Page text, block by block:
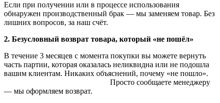
Если при получении или в процессе использования
обнаружен производственный брак — мы заменяем товар. Без
лишних вопросов, за наш счёт.
2. Безусловный возврат товара, который «не пошёл»
В течение 3 месяцев с момента покупки вы можете вернуть
часть партии, которая оказалась неликвидна или не подошла
вашим клиентам. Никаких объяснений, почему «не пошло».
Просто сообщаете менеджеру
— мы оформляем возврат.